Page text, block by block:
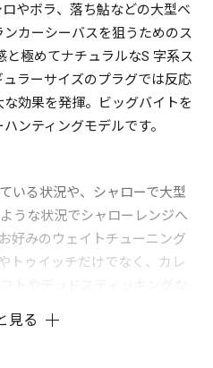
ロやボラ、落ち鮎などの大型ベ
カーシーバスを狙うためのス
と極めてナチュラルなS 字系ス
ラーサイズのプラグでは反応
効果を発揮。ビッグバイトを
ンティングモデルです。
いる状況や、シャローで大型
うな状況でシャローレンジへ
好みのウェイトチューニング
トゥイッチだけでなく、カレ
見る